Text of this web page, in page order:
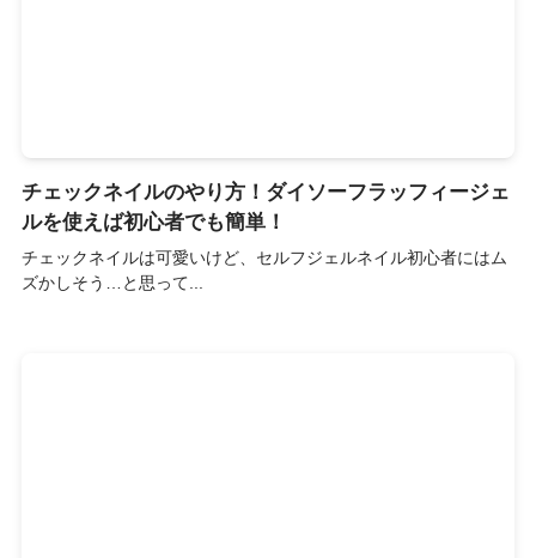
チェックネイルのやり方！ダイソーフラッフィージェ
ルを使えば初心者でも簡単！
チェックネイルは可愛いけど、セルフジェルネイル初心者にはム
ズかしそう…と思って...